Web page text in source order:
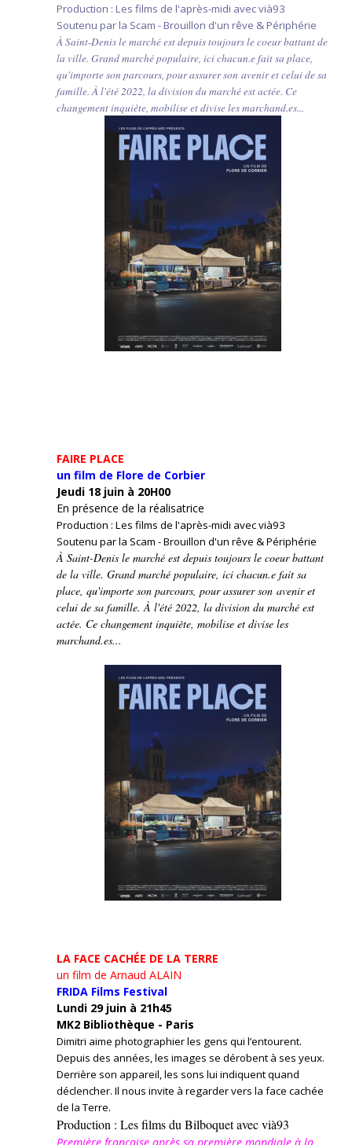
Production : Les films de l'après-midi avec vià93
Soutenu par la Scam - Brouillon d'un rêve & Périphérie
À Saint-Denis le marché est depuis toujours le coeur battant de
la ville. Grand marché populaire, ici chacun.e fait sa place,
qu'importe son parcours, pour assurer son avenir et celui de sa
famille. À l'été 2022, la division du marché est actée. Ce
changement inquiète, mobilise et divise les marchand.es...
FAIRE PLACE
un film de Flore de Corbier
Jeudi 18 juin à 20H00
En présence de la réalisatrice
Production : Les films de l'après-midi avec vià93
Soutenu par la Scam - Brouillon d'un rêve & Périphérie
À Saint-Denis le marché est depuis toujours le coeur battant
de la ville. Grand marché populaire, ici chacun.e fait sa
place, qu'importe son parcours, pour assurer son avenir et
celui de sa famille. À l'été 2022, la division du marché est
actée. Ce changement inquiète, mobilise et divise les
marchand.es...
LA FACE CACHÉE DE LA TERRE
un film de Arnaud ALAIN
FRIDA Films Festival
Lundi 29 juin à 21h45
MK2 Bibliothèque - Paris
Dimitri aime photographier les gens qui l’entourent.
Depuis des années, les images se dérobent à ses yeux.
Derrière son appareil, les sons lui indiquent quand
déclencher. Il nous invite à regarder vers la face cachée
de la Terre.
Production : Les films du Bilboquet avec vià93